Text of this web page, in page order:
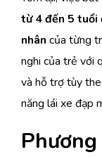
từ 4 đến 5 tuổi
nhân của từng
nghi của trẻ với
và hỗ trợ tùy
năng lái xe đạp